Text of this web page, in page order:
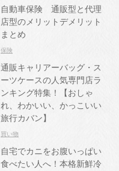
自動車保険 通販型と代理
店型のメリットデメリット
まとめ
保険
通販キャリアーバッグ・ス
ーツケースの人気専門店ラ
ンキング特集！【おしゃ
れ、わかいい、かっこいい
旅行カバン】
買い物
自宅でカニをお腹いっぱい
食べたい人へ！本格新鮮冷